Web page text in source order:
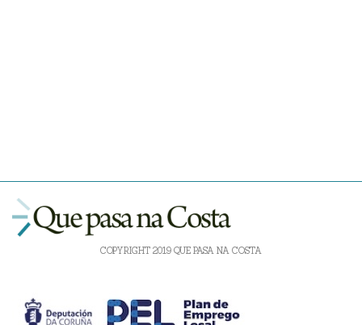
COPYRIGHT 2019 QUE PASA NA COSTA